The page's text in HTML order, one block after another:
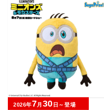
2026年7月 30 日～登場